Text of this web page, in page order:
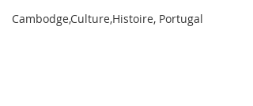
Cambodge,Culture,Histoire, Portugal